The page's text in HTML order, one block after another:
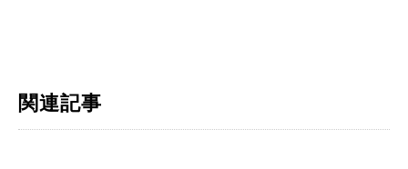
関連記事